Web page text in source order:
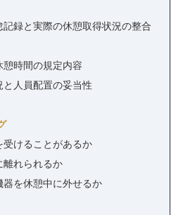
録と実際の休憩取得状況の整合
時間の規定内容
人員配置の妥当性
けることがあるか
れられるか
を休憩中に外せるか